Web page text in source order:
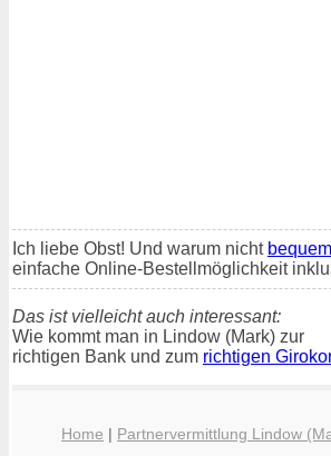
Ich liebe Obst! Und warum nicht bequem
einfache Online-Bestellmöglichkeit
Das ist vielleicht auch interessant:
Wie kommt man in Lindow (Mark) zur
richtigen Bank und zum richtigen
Home | Partnervermittlung Lindow